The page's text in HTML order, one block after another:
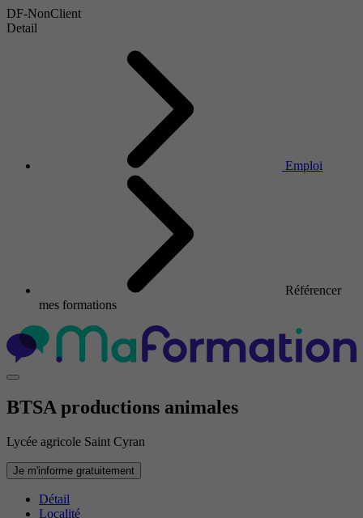
DF-NonClient
Detail
Emploi
Référencer
mes formations
BTSA productions animales
Lycée agricole Saint Cyran
Je m'informe gratuitement
Détail
Localité